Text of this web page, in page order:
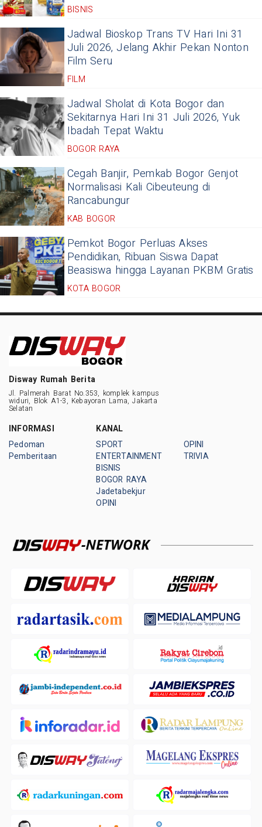
BISNIS
Jadwal Bioskop Trans TV Hari Ini 31
Juli 2026, Jelang Akhir Pekan Nonton
Film Seru
FILM
Jadwal Sholat di Kota Bogor dan
Sekitarnya Hari Ini 31 Juli 2026, Yuk
Ibadah Tepat Waktu
BOGOR RAYA
Cegah Banjir, Pemkab Bogor Genjot
Normalisasi Kali Cibeuteung di
Rancabungur
KAB BOGOR
Pemkot Bogor Perluas Akses
Pendidikan, Ribuan Siswa Dapat
Beasiswa hingga Layanan PKBM Gratis
KOTA BOGOR
Disway Rumah Berita
Jl. Palmerah Barat No.353, komplek kampus
widuri, Blok A1-3, Kebayoran Lama, Jakarta
Selatan
INFORMASI
Pedoman
Pemberitaan
KANAL
SPORT
ENTERTAINMENT
BISNIS
BOGOR RAYA
Jadetabekjur
OPINI
OPINI
TRIVIA